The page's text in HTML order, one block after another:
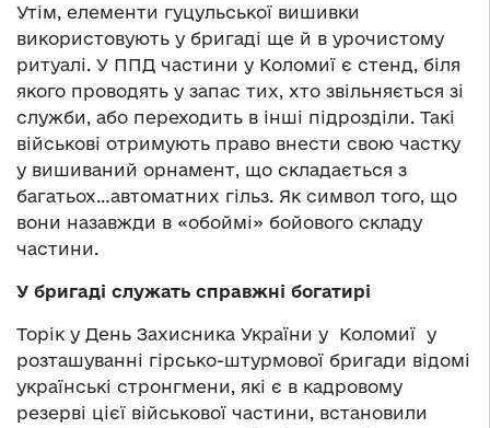
Утім, елементи гуцульської вишивки
використовують у бригаді ще й в урочистому
ритуалі. У ППД частини у Коломиї є стенд, біля
якого проводять у запас тих, хто звільняється зі
служби, або переходить в інші підрозділи. Такі
військові отримують право внести свою частку
у вишиваний орнамент, що складається з
багатьох…автоматних гільз. Як символ того, що
вони назавжди в «обоймі» бойового складу
частини.
У бригаді служать справжні богатирі
Торік у День Захисника України у Коломиї у
розташуванні гірсько-штурмової бригади відомі
українські стронгмени, які є в кадровому
резерві цієї військової частини, встановили